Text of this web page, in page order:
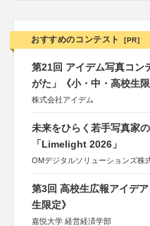
おすすめのコンテスト [PR]
第21回 アイデム写真コン
がた」《小・中・高校生限
株式会社アイデム
未来をひらく若手写真家
「Limelight 2026」
OMデジタルソリューションズ株
第3回 高校生広報アイデ
生限定》
嘉悦大学 経営経済学部